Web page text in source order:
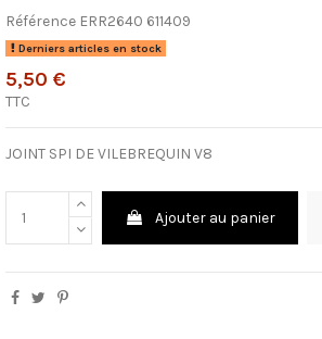
Référence ERR2640 611409
Derniers articles en stock
5,50 €
TTC
JOINT SPI DE VILEBREQUIN V8
Ajouter au panier